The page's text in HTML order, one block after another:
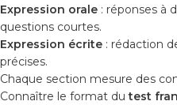
Expression orale : réponses à
questions courtes.
Expression écrite : rédaction
précises.
Chaque section mesure des
Connaître le format dutest